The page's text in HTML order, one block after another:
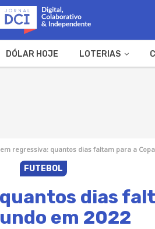
DÓLAR HOJE LOTERIAS
regressiva: quantos dias faltam para a
FUTEBOL
dias
em 2022